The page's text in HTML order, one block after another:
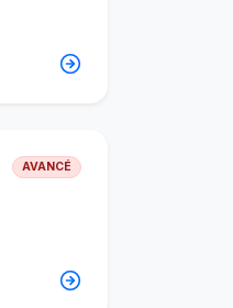
AVANCÉ